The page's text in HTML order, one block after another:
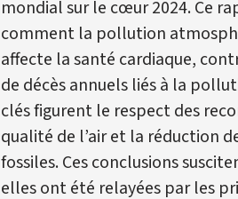
mondial sur le cœur 2024. Ce
comment la pollution
affecte la santé cardiaque,
de décès annuels liés à la
clés figurent le respect des
qualité de l’air et la réduction
fossiles. Ces conclusions
elles ont été relayées par les